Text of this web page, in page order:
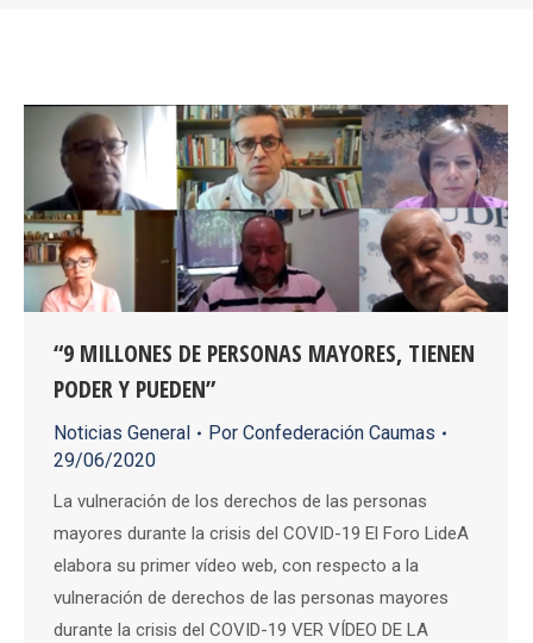
“9 MILLONES DE PERSONAS MAYORES, TIENEN
PODER Y PUEDEN”
Noticias General Por Confederación Caumas
29/06/2020
La vulneración de los derechos de las personas
mayores durante la crisis del COVID-19 El Foro LideA
elabora su primer vídeo web, con respecto a la
vulneración de derechos de las personas mayores
durante la crisis del COVID-19 VER VÍDEO DE LA